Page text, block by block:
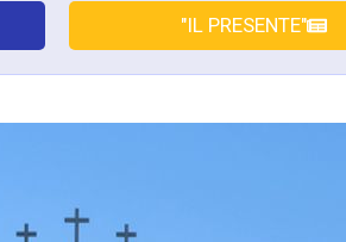
"IL PRESENTE"